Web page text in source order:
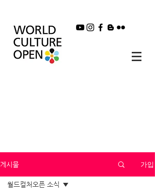
게시물 가입
월드컬처오픈 소식